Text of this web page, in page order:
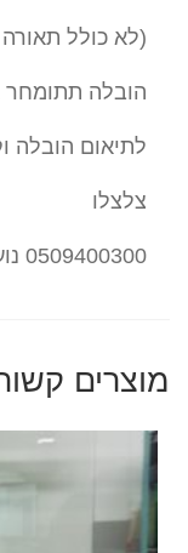
(לא כולל תאורה
הובלה תתומחר
לתיאום הובלה
צלצלו
0509400300 נועם
מוצרים